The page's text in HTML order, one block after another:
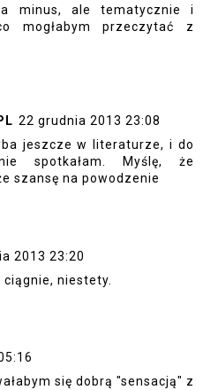
minus, ale tematycznie i
mogłabym przeczytać z
22 grudnia 2013 23:08
jeszcze w literaturze, i do
spotkałam. Myślę, że
szansę na powodzenie
2013 23:20
niestety.
się dobrą "sensacją" z